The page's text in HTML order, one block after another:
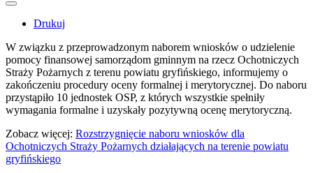
Drukuj
W związku z przeprowadzonym naborem wniosków o udzielenie
pomocy finansowej samorządom gminnym na rzecz Ochotniczych
Straży Pożarnych z terenu powiatu gryfińskiego, informujemy o
zakończeniu procedury oceny formalnej i merytorycznej. Do naboru
przystąpiło 10 jednostek OSP, z których wszystkie spełniły
wymagania formalne i uzyskały pozytywną ocenę merytoryczną.
Zobacz więcej: Rozstrzygnięcie naboru wniosków dla
Ochotniczych Straży Pożarnych działających na terenie powiatu
gryfińskiego